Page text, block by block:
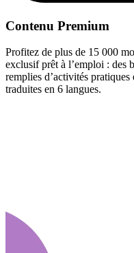
Contenu Premium
Profitez de plus de 15 000
exclusif prêt à l’emploi : des
remplies d’activités pratiques
traduites en 6 langues.